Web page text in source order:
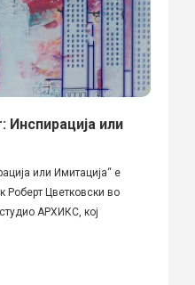
Инспирација или
или Имитација“ е
Роберт Цветковски во
АРХИКС, кој